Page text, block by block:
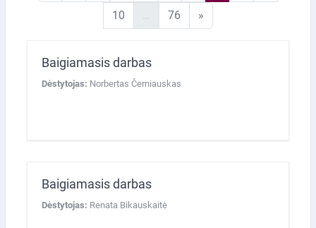
1010 puslapis
7676 puslapis
»Kitas puslapis
Baigiamasis darbas
Dėstytojas: Norbertas Černiauskas
Baigiamasis darbas
Dėstytojas: Renata Bikauskaitė